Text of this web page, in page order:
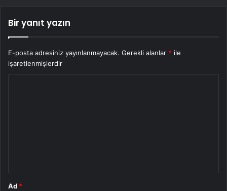
Bir yanıt yazın
E-posta adresiniz yayınlanmayacak. Gerekli alanlar * ile
işaretlenmişlerdir
Ad *